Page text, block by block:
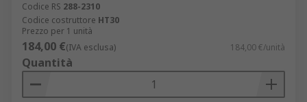
Codice RS 288-2310
Codice costruttore HT30
Prezzo per 1 unità
184,00 €(IVA esclusa) 184,00 €/unità
Quantità